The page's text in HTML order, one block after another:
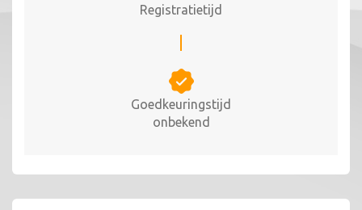
Registratietijd
Goedkeuringstijd
onbekend